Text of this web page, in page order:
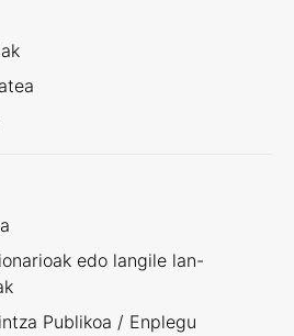
edo langile lan-
Publikoa / Enplegu